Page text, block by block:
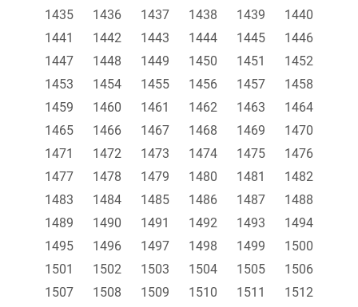
1435
1436 1437 1438 1439
1440
1441
1442 1443 1444 1445
1446
1447
1448 1449 1450 1451
1452
1453
1454 1455 1456 1457
1458
1459
1460 1461 1462 1463
1464
1465
1466 1467 1468 1469
1470
1471
1472 1473 1474 1475
1476
1477
1478 1479 1480 1481
1482
1483
1484 1485 1486 1487
1488
1489
1490 1491 1492 1493
1494
1495
1496 1497 1498 1499
1500
1501
1502 1503 1504 1505
1506
1507
1508 1509 1510 1511
1512